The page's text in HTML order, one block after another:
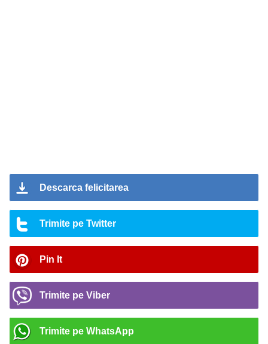
Descarca felicitarea
Trimite pe Twitter
Pin It
Trimite pe Viber
Trimite pe WhatsApp